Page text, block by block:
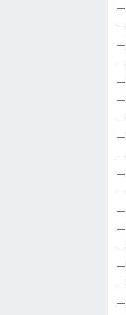
—
—
—
—
—
—
—
—
—
—
—
—
—
—
—
—
—